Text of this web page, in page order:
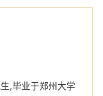
,毕业于郑州大学